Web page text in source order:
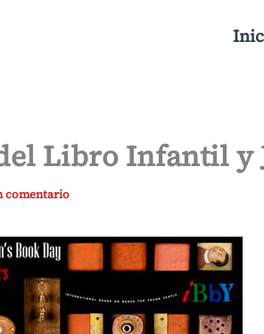
Libro Infantil y
comentario